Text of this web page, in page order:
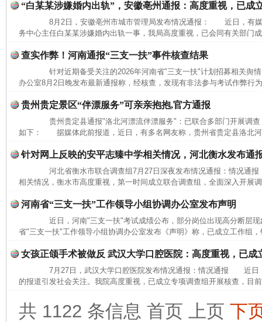
“白某某涉嫌婚内出轨”，安徽亳州通报：高度重视，已成
8月2日，安徽亳州市城市管理局发布情况通报： 近日，有媒
务中心主任白某某涉嫌婚内出轨一事，我局高度重视，已会同有关部门
查实作弊！河南通报“三支一扶”事件核查结果
针对近期备受关注的2026年河南省"三支一扶"计划招募相关舆
办公室8月2日晚发布最新通报称，经核查，发现有非法参与考试作弊行
贵州贵定景区“伴漂服务”可亲亲抱抱,官方通报
贵州贵定县通报"洛北河漂流伴漂服务"：已联合多部门开展调查
如下： 据媒体此前报道，近日，有多名网友称，贵州省贵定县洛北
针对网上反映的安平志臻中学相关情况，河北衡水发布通
河北省衡水市联合调查组7月27日深夜发布情况通报：情况通
相关情况，衡水市高度重视，第一时间成立联合调查组，全面深入开展
河南省“三支一扶”工作领导小组协调办公室发布声明
近日，河南"三支一扶"考试成绩公布，部分岗位出现高分断层现
省"三支一扶"工作领导小组协调办公室发布《声明》称，已成立工作组
女孩正颌手术被做反 武汉大学口腔医院：高度重视，已成
7月27日，武汉大学口腔医院发布情况通报：情况通报 近日
的报道引发社会关注。我院高度重视，已成立专项调查组开展核查，目
共 1122 条信息 首页 上页 下
网上购药对药下症？